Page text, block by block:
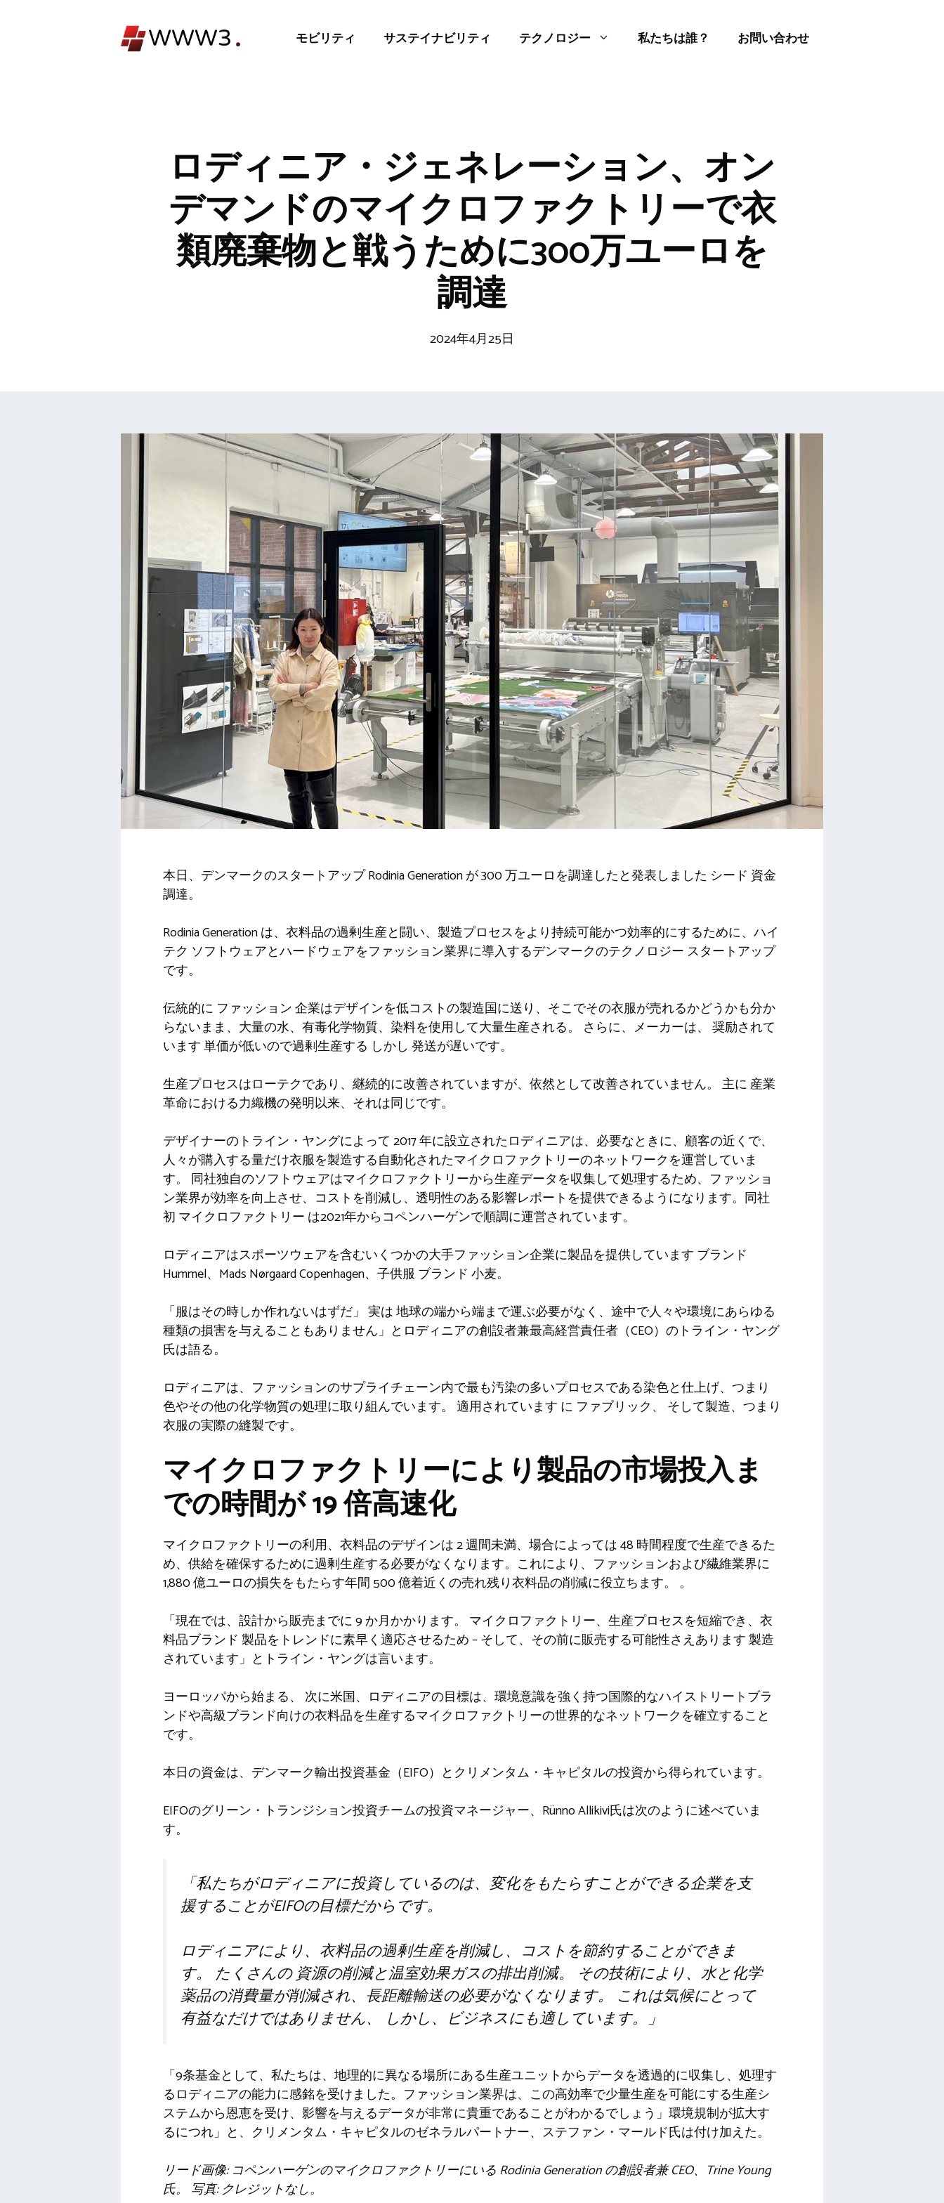
モビリティ サステイナビリティ テクノロジー 私たちは誰？ お問い合わせ
ロディニア・ジェネレーション、オン
デマンドのマイクロファクトリーで衣
類廃棄物と戦うために300万ユーロを
調達
2024年4月25日
本日、デンマークのスタートアップ Rodinia Generation が 300 万ユーロを調達したと発表しました シード 資金
調達。
Rodinia Generation は、衣料品の過剰生産と闘い、製造プロセスをより持続可能かつ効率的にするために、ハイ
テク ソフトウェアとハ​​ードウェアをファッション業界に導入するデンマークのテクノロジー スタートアップ
です。
伝統的に ファッション企業はデザインを低コストの製造国に送り、そこでその衣服が売れるかどうかも分か
らないまま、大量の水、有毒化学物質、染料を使用して大量生産される。 さらに、メーカーは、 奨励されて
います単価が低いので過剰生産する しかし 発送が遅いです。
生産プロセスはローテクであり、継続的に改善されていますが、依然として改善されていません。 主に産業
革命における力織機の発明以来、それは同じです。
デザイナーのトライン・ヤングによって 2017 年に設立されたロディニアは、必要なときに、顧客の近くで、
人々が購入する量だけ衣服を製造する自動化されたマイクロファクトリーのネットワークを運営していま
す。 同社独自のソフトウェアはマイクロファクトリーから生産データを収集して処理するため、ファッショ
ン業界が効率を向上させ、コストを削減し、透明性のある影響レポートを提供できるようになります。同社
初 マイクロファクトリー は2021年からコペンハーゲンで順調に運営されています。
ロディニアはスポーツウェアを含むいくつかの大手ファッション企業に製品を提供しています ブランド
Hummel、Mads Nørgaard Copenhagen、子供服ブランド 小麦。
「服はその時しか作れないはずだ」 実は地球の端から端まで運ぶ必要がなく、途中で人々や環境にあらゆる
種類の損害を与えることもありません」とロディニアの創設者兼最高経営責任者（CEO）のトライン・ヤング
氏は語る。
ロディニアは、ファッションのサプライチェーン内で最も汚染の多いプロセスである染色と仕上げ、つまり
色やその他の化学物質の処理に取り組んでいます。 適用されています に ファブリック、 そして製造、つまり
衣服の実際の縫製です。
マイクロファクトリーにより製品の市場投入ま
での時間が 19 倍高速化
マイクロファクトリーの利用、衣料品のデザインは 2 週間未満、場合によっては 48 時間程度で生産できるた
め、供給を確保するために過剰生産する必要がなくなります。これにより、ファッションおよび繊維業界に
1,880 億ユーロの損失をもたらす年間 500 億着近くの売れ残り衣料品の削減に役立ちます。 。
「現在では、設計から販売までに 9 か月かかります。 マイクロファクトリー、生産プロセスを短縮でき、衣
料品ブランド 製品をトレンドに素早く適応させるため– そして、その前に販売する可能性さえあります製造
されています」とトライン・ヤングは言います。
ヨーロッパから始まる、 次に米国、ロディニアの目標は、環境意識を強く持つ国際的なハイストリートブラ
ンドや高級ブランド向けの衣料品を生産するマイクロファクトリーの世界的なネットワークを確立すること
です。
本日の資金は、デンマーク輸出投資基金（EIFO）とクリメンタム・キャピタルの投資から得られています。
EIFOのグリーン・トランジション投資チームの投資マネージャー、Rünno Allikivi氏は次のように述べていま
す。
「私たちがロディニアに投資しているのは、変化をもたらすことができる企業を支
援することがEIFOの目標だからです。
ロディニアにより、衣料品の過剰生産を削減し、コストを節約することができま
す。 たくさんの資源の削減と温室効果ガスの排出削減。 その技術により、水と化学
薬品の消費量が削減され、長距離輸送の必要がなくなります。 これは気候にとって
有益なだけではありません、 しかし、ビジネスにも適しています。」
「9条基金として、私たちは、地理的に異なる場所にある生産ユニットからデータを透過的に収集し、処理す
るロディニアの能力に感銘を受けました。ファッション業界は、この高効率で少量生産を可能にする生産シ
ステムから恩恵を受け、影響を与えるデータが非常に貴重であることがわかるでしょう」環境規制が拡大す
るにつれ」と、クリメンタム・キャピタルのゼネラルパートナー、ステファン・マールド氏は付け加えた。
リード画像: コペンハーゲンのマイクロファクトリーにいる Rodinia Generation の創設者兼 CEO、Trine Young
氏。 写真: クレジットなし。